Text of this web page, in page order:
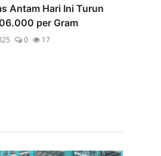
Antam Hari Ini Turun
per Gram
0 17